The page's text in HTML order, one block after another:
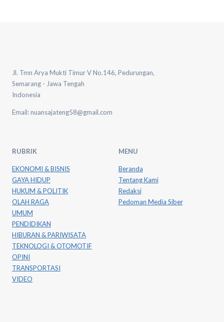
Jl. Tmn Arya Mukti Timur V No.146, Pedurungan,
Semarang - Jawa Tengah
Indonesia
Email: nuansajateng58@gmail.com
RUBRIK
EKONOMI & BISNIS
GAYA HIDUP
HUKUM & POLITIK
OLAH RAGA
UMUM
PENDIDIKAN
HIBURAN & PARIWISATA
TEKNOLOGI & OTOMOTIF
OPINI
TRANSPORTASI
VIDEO
MENU
Beranda
Tentang Kami
Redaksi
Pedoman Media Siber